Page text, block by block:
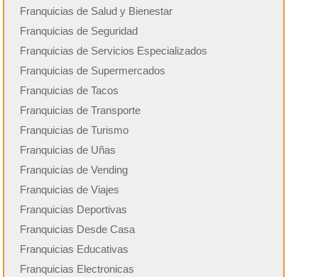
Franquicias de Salud y Bienestar
Franquicias de Seguridad
Franquicias de Servicios Especializados
Franquicias de Supermercados
Franquicias de Tacos
Franquicias de Transporte
Franquicias de Turismo
Franquicias de Uñas
Franquicias de Vending
Franquicias de Viajes
Franquicias Deportivas
Franquicias Desde Casa
Franquicias Educativas
Franquicias Electronicas